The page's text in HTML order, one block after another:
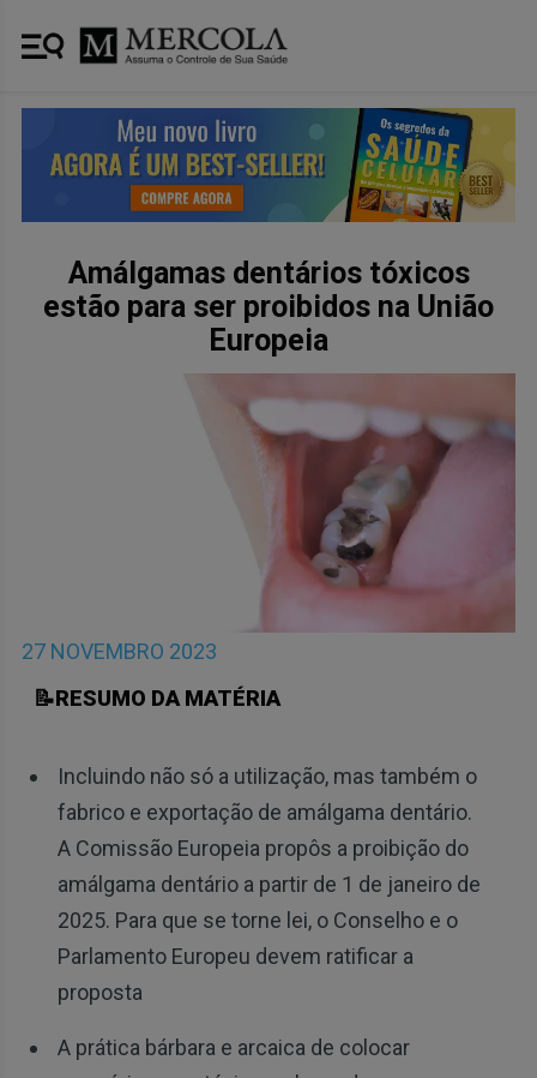
Amálgamas dentários tóxicos
estão para ser proibidos na União
Europeia
27 NOVEMBRO 2023
📝RESUMO DA MATÉRIA
Incluindo não só a utilização, mas também o
fabrico e exportação de amálgama dentário.
A Comissão Europeia propôs a proibição do
amálgama dentário a partir de 1 de janeiro de
2025. Para que se torne lei, o Conselho e o
Parlamento Europeu devem ratificar a
proposta
A prática bárbara e arcaica de colocar